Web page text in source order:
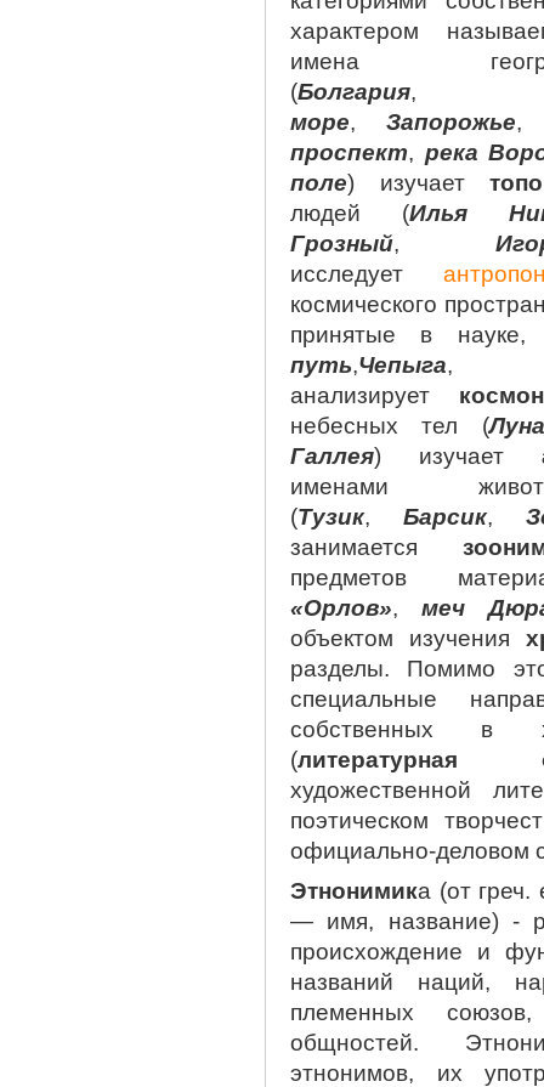
характером
имена
(Болгария
море, Запорожье
проспект, река
поле) изучает
людей (Илья
Грозный,
исследует
космического
принятые в
путь,Чепыга
анализирует
небесных тел (Луна
Галлея) изучает
именами
(Тузик, Барсик,
занимается
предметов
«Орлов», меч
объектом изучения
разделы. Помимо
специальные
собственных в
(литературная
художественной
поэтическом
официально-деловом
Этнонимика (от
— имя, название) -
происхождение и
названий наций,
племенных
общностей.
этнонимов, их